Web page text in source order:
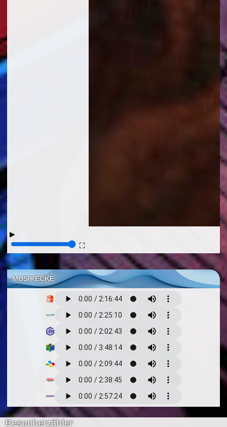
▶
⛶
MUSIKECKE
Besucherzähler